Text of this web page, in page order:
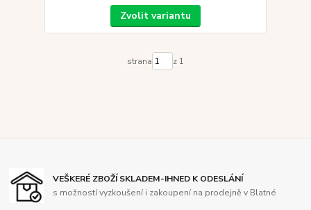
Zvolit variantu
strana z 1
VEŠKERÉ ZBOŽÍ SKLADEM-IHNED K ODESLÁNÍ
s možností vyzkoušení i zakoupení na prodejně v Blatné